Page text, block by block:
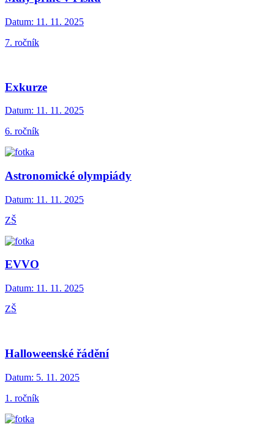
Datum: 11. 11. 2025
7. ročník
Exkurze
Datum: 11. 11. 2025
6. ročník
Astronomické olympiády
Datum: 11. 11. 2025
ZŠ
EVVO
Datum: 11. 11. 2025
ZŠ
Halloweenské řádění
Datum: 5. 11. 2025
1. ročník